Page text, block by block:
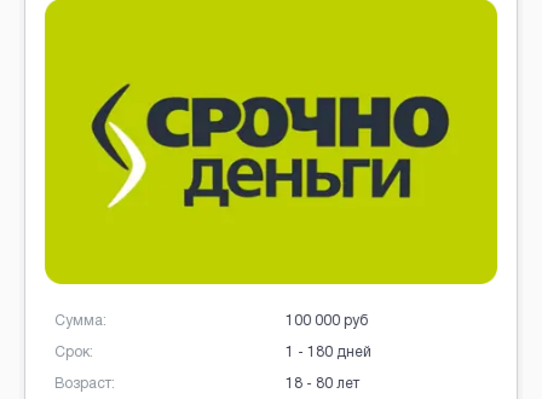
Сумма:
Срок:
Возраст:
30 000 руб
6 - 60 дней
18 - 80 лет